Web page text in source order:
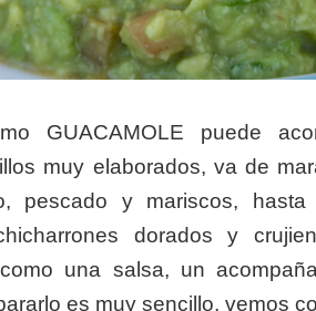
GUACAMOLE puede
muy elaborados, va de
pescado y mariscos, hasta
dorados y
una salsa, un
es muy sencillo, vemos